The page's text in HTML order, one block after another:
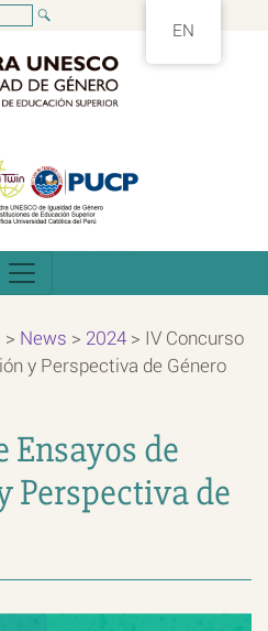
> News > 2024 > IV Concurso
y Perspectiva de Género
Ensayos de
Perspectiva de
EN